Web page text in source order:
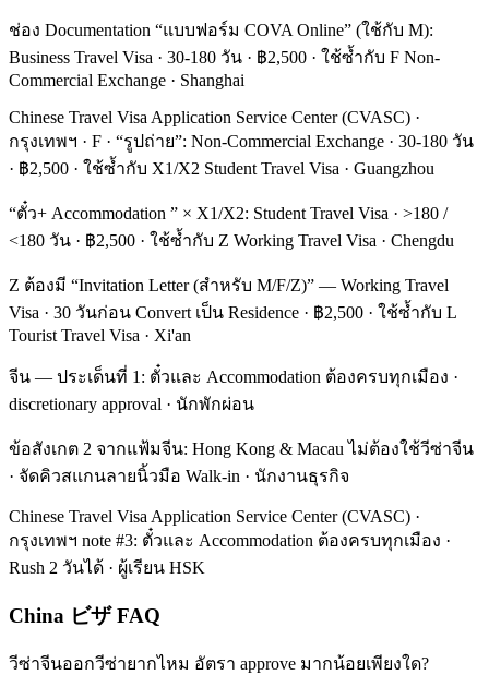
ช่อง Documentation “แบบฟอร์ม COVA Online” (ใช้กับ M):
Business Travel Visa · 30-180 วัน · ฿2,500 · ใช้ซ้ำกับ F Non-
Commercial Exchange · Shanghai
Chinese Travel Visa Application Service Center (CVASC) ·
กรุงเทพฯ · F · “รูปถ่าย”: Non-Commercial Exchange · 30-180 วัน
· ฿2,500 · ใช้ซ้ำกับ X1/X2 Student Travel Visa · Guangzhou
“ตั๋ว+ Accommodation ” × X1/X2: Student Travel Visa · >180 /
<180 วัน · ฿2,500 · ใช้ซ้ำกับ Z Working Travel Visa · Chengdu
Z ต้องมี “Invitation Letter (สำหรับ M/F/Z)” — Working Travel
Visa · 30 วันก่อน Convert เป็น Residence · ฿2,500 · ใช้ซ้ำกับ L
Tourist Travel Visa · Xi'an
จีน — ประเด็นที่ 1: ตั๋วและ Accommodation ต้องครบทุกเมือง ·
discretionary approval · นักพักผ่อน
ข้อสังเกต 2 จากแฟ้มจีน: Hong Kong & Macau ไม่ต้องใช้วีซ่าจีน
· จัดคิวสแกนลายนิ้วมือ Walk-in · นักงานธุรกิจ
Chinese Travel Visa Application Service Center (CVASC) ·
กรุงเทพฯ note #3: ตั๋วและ Accommodation ต้องครบทุกเมือง ·
Rush 2 วันได้ · ผู้เรียน HSK
China ビザ FAQ
วีซ่าจีนออกวีซ่ายากไหม อัตรา approve มากน้อยเพียงใด?